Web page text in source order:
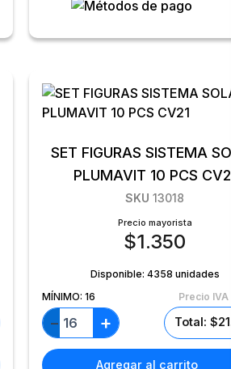
SET FIGURAS SISTEMA
PLUMAVIT 10 PCS
SKU 13018
Precio mayorista
$1.350
Disponible: 4358 unidades
MÍNIMO: 16 Precio IVA
− + Total:
Agregar al carrito